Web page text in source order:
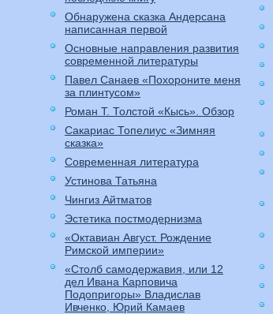
Обнаружена сказка Андерсана
написанная первой
Основные направления развития
современной литературы
Павел Санаев «Похороните меня
за плинтусом»
Роман Т. Толстой «Кысь». Обзор
Сакариас Топелиус «Зимняя
сказка»
Современная литература
Устинова Татьяна
Чингиз Айтматов
Эстетика постмодернизма
«Октавиан Август. Рождение
Римской империи»
«Столб самодержавия, или 12
дел Ивана Карповича
Подопригоры» Владислав
Ивченко, Юрий Камаев